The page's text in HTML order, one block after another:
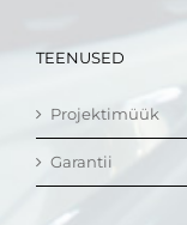
TEENUSED
Projektimüük
Garantii